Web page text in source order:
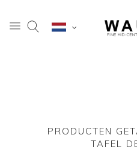
PRODUCTEN
TAFEL